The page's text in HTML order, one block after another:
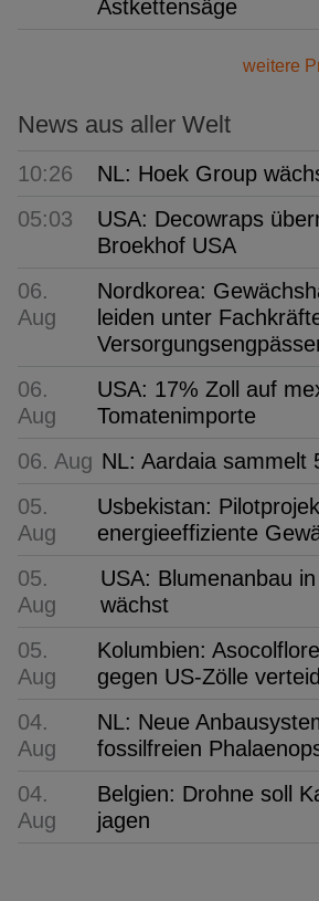
Astkettensäge
weitere
News aus aller Welt
10:26
NL: Hoek Group
05:03
USA: Decowraps
Broekhof USA
06.
Aug
Nordkorea:
leiden unter
06.
Aug
USA: 17% Zoll auf
Tomatenimporte
06. Aug NL: Aardaia sammelt
05.
Aug
Usbekistan:
energieeffiziente
05.
Aug
USA: Blumenanbau
wächst
05.
Aug
Kolumbien:
gegen US-Zölle
04.
Aug
NL: Neue
fossilfreien
04.
Aug
Belgien: Drohne soll
jagen